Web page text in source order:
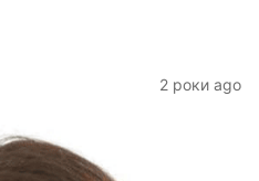
2 роки ago